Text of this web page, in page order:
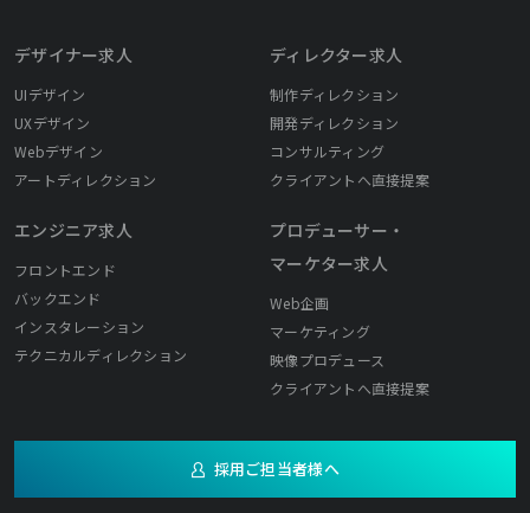
デザイナー求人
UIデザイン
UXデザイン
Webデザイン
アートディレクション
エンジニア求人
フロントエンド
バックエンド
インスタレーション
テクニカルディレクション
ディレクター求人
制作ディレクション
開発ディレクション
コンサルティング
クライアントへ直接提案
プロデューサー・
マーケター求人
Web企画
マーケティング
映像プロデュース
クライアントへ直接提案
採用ご担当者様へ